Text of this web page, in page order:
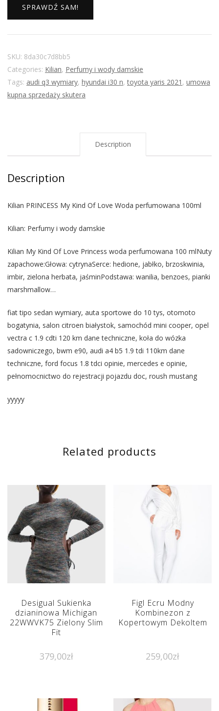
SPRAWDŹ SAM!
SKU: 8da30c7d8bb5
Categories: Kilian, Perfumy i wody damskie
Tags: audi q3 wymiary, hyundai i30 n,toyota yaris 2021 , umowa
kupna sprzedaży skutera
Description
Description
Kilian PRINCESS My Kind Of Love Woda perfumowana 100ml
Kilian: Perfumy i wody damskie
Kilian My Kind Of Love Princess woda perfumowana 100 mlNuty
zapachowe:Głowa: cytrynaSerce: hedione, jabłko, brzoskwinia,
imbir, zielona herbata, jaśminPodstawa: wanilia, benzoes, pianki
marshmallow…
fiat tipo sedan wymiary, auta sportowe do 10 tys, otomoto
bogatynia, salon citroen białystok, samochód mini cooper, opel
vectra c 1.9 cdti 120 km dane techniczne, koła do wózka
sadowniczego, bwm e90, audi a4 b5 1.9 tdi 110km dane
techniczne, ford focus 1.8 tdci opinie, mercedes e opinie,
pełnomocnictwo do rejestracji pojazdu doc, roush mustang
yyyyy
Related products
Desigual Sukienka
dzianinowa Michigan
22WWVK75 Zielony Slim
Fit
379,00zł
Figl Ecru Modny
Kombinezon z
Kopertowym Dekoltem
259,00zł